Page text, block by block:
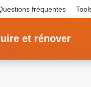
fréquentes
et rénover